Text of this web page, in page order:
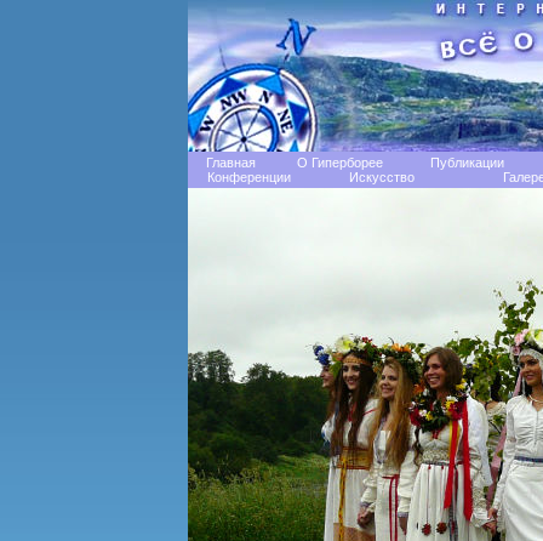
Главная О Гиперборее
Публикации
Конференции
Искусство